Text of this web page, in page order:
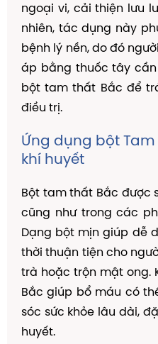
ngoại vi, cải thiện lưu
nhiên, tác dụng này
bệnh lý nền, do đó
áp bằng thuốc tây
bột tam thất Bắc để
điều trị.
Ứng dụng bột
khí huyết
Bột tam thất Bắc được
cũng như trong các
Dạng bột mịn giúp dễ
thời thuận tiện cho
trà hoặc trộn mật ong.
Bắc giúp bổ máu có
sóc sức khỏe lâu dài,
huyết.